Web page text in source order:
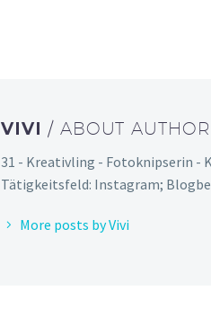
VIVI / ABOUT AUTHOR
31 - Kreativling - Fotoknipserin -
Tätigkeitsfeld: Instagram;
More posts by Vivi